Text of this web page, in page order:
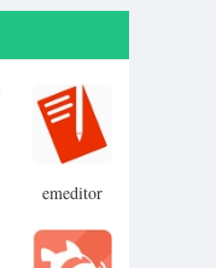
emeditor